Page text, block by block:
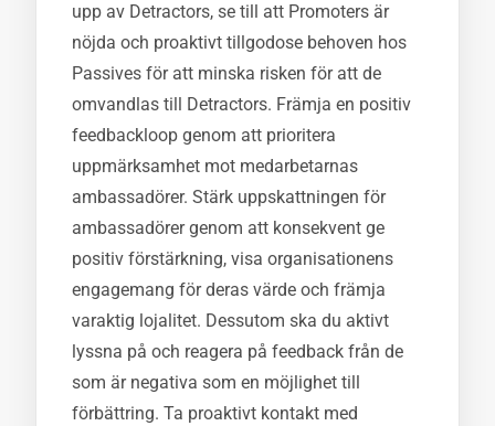
upp av Detractors, se till att Promoters är
nöjda och proaktivt tillgodose behoven hos
Passives för att minska risken för att de
omvandlas till Detractors. Främja en positiv
feedbackloop genom att prioritera
uppmärksamhet mot medarbetarnas
ambassadörer. Stärk uppskattningen för
ambassadörer genom att konsekvent ge
positiv förstärkning, visa organisationens
engagemang för deras värde och främja
varaktig lojalitet. Dessutom ska du aktivt
lyssna på och reagera på feedback från de
som är negativa som en möjlighet till
förbättring. Ta proaktivt kontakt med